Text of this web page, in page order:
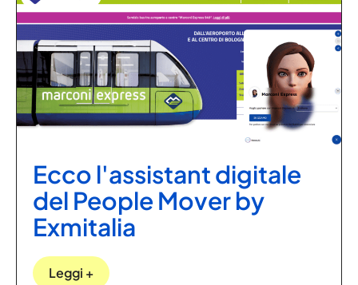
Ecco l'assistant digitale
del People Mover by
Exmitalia
Leggi +